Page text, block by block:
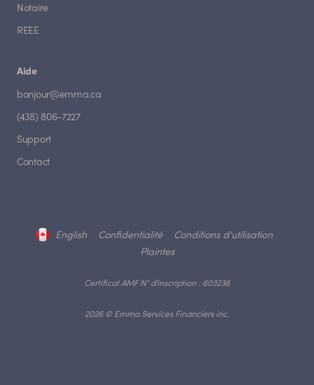
Notaire
REEE
Aide
bonjour@emma.ca
(438) 806-7227
Support
Contact
2026 © Emma Services Financiers inc.
Certificat AMF N° d'inscription : 603236
English Confidentialité
Conditions d'utilisation
Plaintes